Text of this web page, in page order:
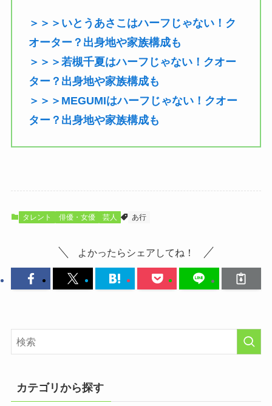
＞＞＞いとうあさこはハーフじゃない！ク
オーター？出身地や家族構成も
＞＞＞若槻千夏はハーフじゃない！クオー
ター？出身地や家族構成も
＞＞＞MEGUMIはハーフじゃない！クオー
ター？出身地や家族構成も
タレント 俳優・女優 芸人 あ行
よかったらシェアしてね！
カテゴリから探す